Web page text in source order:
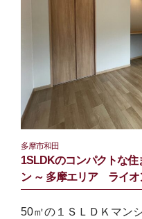
多摩市和田
1SLDKのコンパクトな
ン ～ 多摩エリア ライオ
50㎡の１ＳＬＤＫマン